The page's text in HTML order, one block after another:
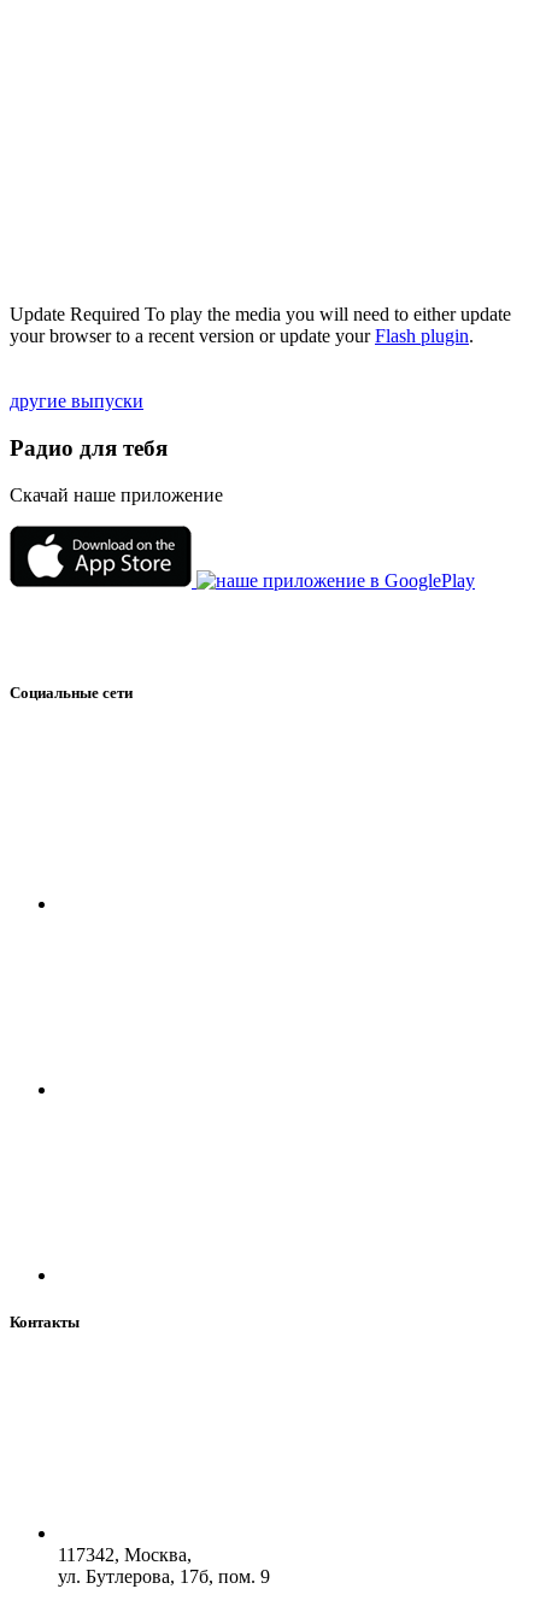
Update Required To play the media you will need to either update
your browser to a recent version or update yourFlash plugin.
другие выпуски
Радио для тебя
Скачай наше приложение
Социальные сети
Контакты
117342, Москва,
ул. Бутлерова, 17б, пом. 9